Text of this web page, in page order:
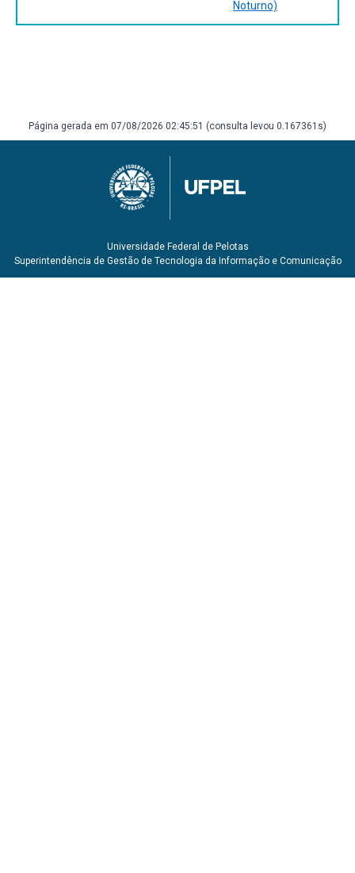
Noturno)
Página gerada em 07/08/2026 02:45:51 (consulta levou 0.167361s)
Universidade Federal de Pelotas
Superintendência de Gestão de Tecnologia da Informação e Comunicação